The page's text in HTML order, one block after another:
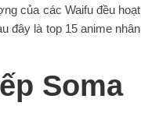
của các Waifu đều hoạt
đây là top 15 anime nhân
Soma